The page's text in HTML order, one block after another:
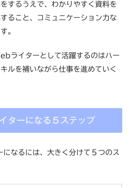
するうえで、わかりやすく資料を
ること、コミュニケーション力な
。
ライターとして活躍するのはハー
ルを補いながら仕事を進めていく
ターになる５ステップ
なるには、大きく分けて５つのス